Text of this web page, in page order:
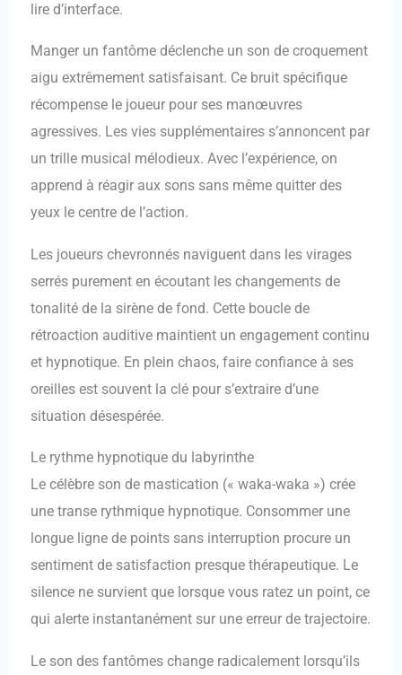
lire d’interface.
Manger un fantôme déclenche un son de croquement
aigu extrêmement satisfaisant. Ce bruit spécifique
récompense le joueur pour ses manœuvres
agressives. Les vies supplémentaires s’annoncent par
un trille musical mélodieux. Avec l’expérience, on
apprend à réagir aux sons sans même quitter des
yeux le centre de l’action.
Les joueurs chevronnés naviguent dans les virages
serrés purement en écoutant les changements de
tonalité de la sirène de fond. Cette boucle de
rétroaction auditive maintient un engagement continu
et hypnotique. En plein chaos, faire confiance à ses
oreilles est souvent la clé pour s’extraire d’une
situation désespérée.
Le rythme hypnotique du labyrinthe
Le célèbre son de mastication (« waka-waka ») crée
une transe rythmique hypnotique. Consommer une
longue ligne de points sans interruption procure un
sentiment de satisfaction presque thérapeutique. Le
silence ne survient que lorsque vous ratez un point, ce
qui alerte instantanément sur une erreur de trajectoire.
Le son des fantômes change radicalement lorsqu’ils